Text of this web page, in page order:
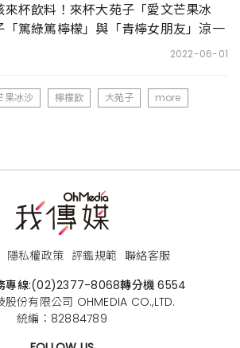
來杯飲料！來杯大苑子「愛文芒果冰
「篤綠篤檸檬」與「青檸女朋友」涼一
2022-06-01
果冰沙 檸檬飲 大苑子 more
隱私權政策 評鑑規範 聯絡客服
專線:(02)2377-8068轉分機 6554
股份有限公司 OHMEDIA CO.,LTD.
統編：82884789